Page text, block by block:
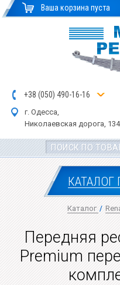
Ваша корзина пуста
+38 (050) 490-16-16
г. Одесса,
Николаевская дорога, 134
Каталог /
Передняя
Premium